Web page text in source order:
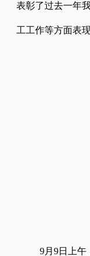
表彰了过去一年
工工作等方面表
9月9日上午